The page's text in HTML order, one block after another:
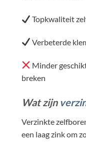
Topkwaliteit
Verbeterde
Minder
breken
Wat zijn
Verzinkte
een laag zink om